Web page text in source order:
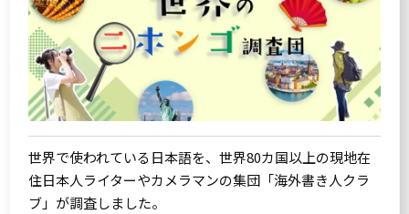
世界で使われている日本語を、世界80カ国以上の現地在
住日本人ライターやカメラマンの集団「海外書き人クラ
ブ」が調査しました。